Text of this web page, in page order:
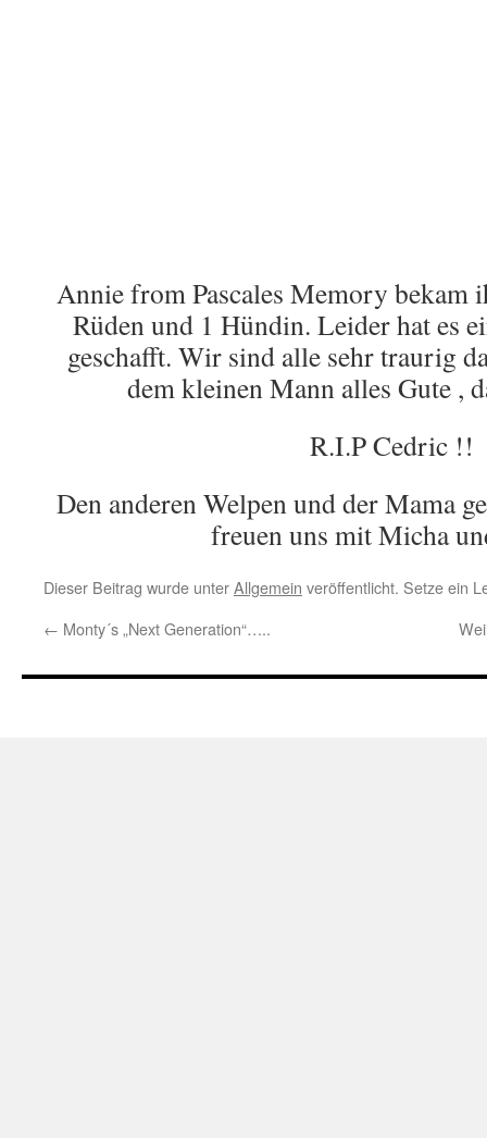
Annie from Pascales Memory bekam
Rüden und 1 Hündin. Leider hat es
geschafft. Wir sind alle sehr traurig
dem kleinen Mann alles Gute ,
R.I.P Cedric !!
Den anderen Welpen und der Mama
freuen uns mit Micha
Dieser Beitrag wurde unterAllgemein veröffentlicht. Setze ein
← Monty´s „Next Generation“…..